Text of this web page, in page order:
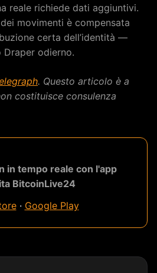
reale richiede dati aggiuntivi.
movimenti è compensata
certa dell’identità —
odierno.
. Questo articolo è a
costituisce consulenza
in tempo reale con l'app
BitcoinLive24
· Google Play